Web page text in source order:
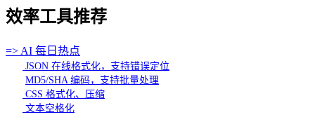
效率工具推荐
=> AI 每日热点
JSON 在线格式化，支持错误定位
MD5/SHA 编码，支持批量处理
CSS 格式化、压缩
文本空格化